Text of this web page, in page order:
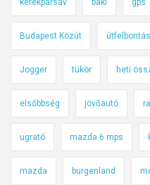
kerékpársáv baki gps
Budapest Közút útfelbontás
Jogger tükör heti
elsőbbség jövőautó
ugrató mazda 6 mps
mazda burgenland